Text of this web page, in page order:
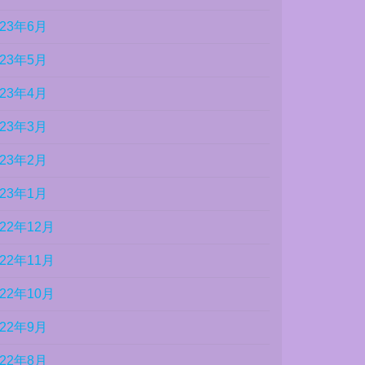
年6月
年5月
年4月
年3月
年2月
年1月
年12月
年11月
年10月
年9月
年8月